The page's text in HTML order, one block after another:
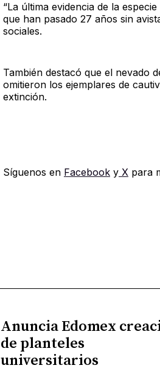
“La última evidencia de la
que han pasado 27 años sin
sociales.
También destacó que el nevado
omitieron los ejemplares de
extinción.
Síguenos en FacebookyXpara
Anuncia Edomex
de planteles
universitarios